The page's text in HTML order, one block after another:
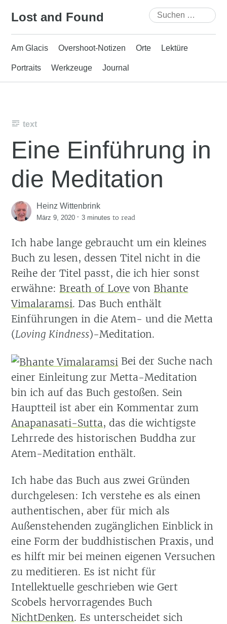
Lost and Found
Suchen
nach:
Am Glacis Overshoot-Notizen Orte Lektüre
Portraits Werkzeuge Journal
text
Eine Einführung in
die Meditation
Heinz Wittenbrink
März 9, 2020 ·3 minutes to read
Ich habe lange gebraucht um ein kleines
Buch zu lesen, dessen Titel nicht in die
Reihe der Titel passt, die ich hier sonst
erwähne: Breath of Love von Bhante
Vimalaramsi. Das Buch enthält
Einführungen in die Atem- und die Metta
(Loving Kindness)-Meditation.
Bei der Suche nach
einer Einleitung zur Metta-Meditation
bin ich auf das Buch gestoßen. Sein
Hauptteil ist aber ein Kommentar zum
Anapanasati-Sutta, das die wichtigste
Lehrrede des historischen Buddha zur
Atem-Meditation enthält.
Ich habe das Buch aus zwei Gründen
durchgelesen: Ich verstehe es als einen
authentischen, aber für mich als
Außenstehenden zugänglichen Einblick in
eine Form der buddhistischen Praxis, und
es hilft mir bei meinen eigenen Versuchen
zu meditieren. Es ist nicht für
Intellektuelle geschrieben wie Gert
Scobels hervorragendes Buch
NichtDenken. Es unterscheidet sich